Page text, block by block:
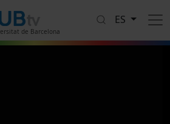
de Barcelona
ES